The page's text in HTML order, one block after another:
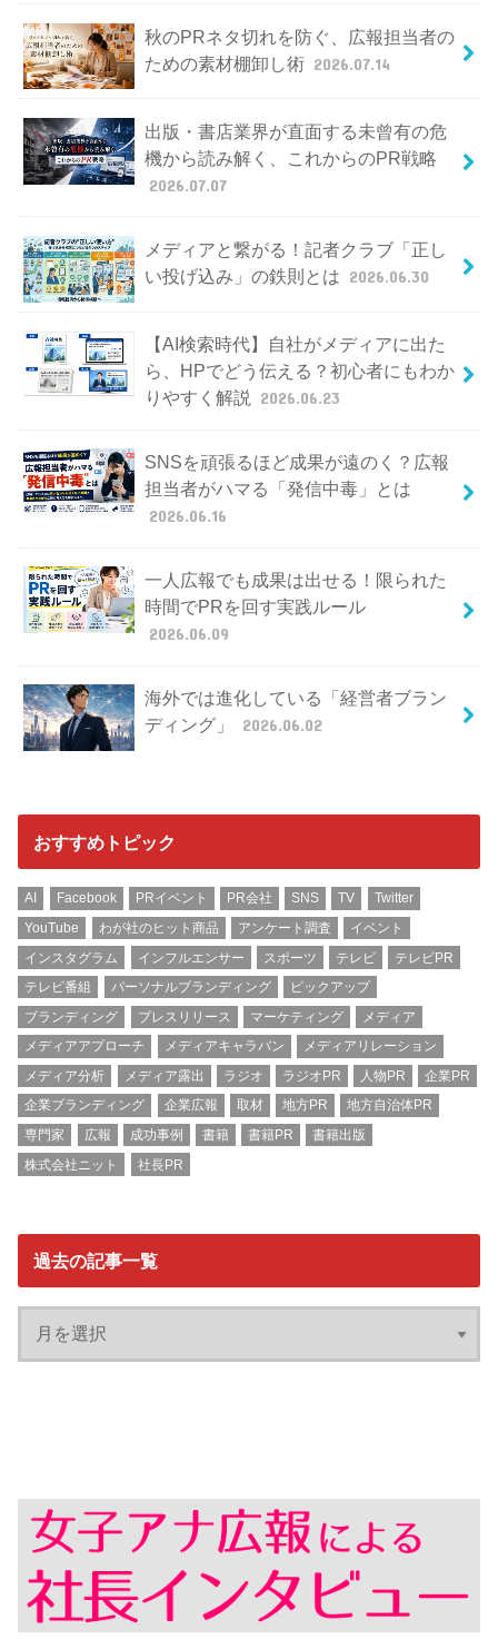
秋のPRネタ切れを防ぐ、広報担当者の
ための素材棚卸し術 2026.07.14
出版・書店業界が直面する未曾有の危
機から読み解く、これからのPR戦略
2026.07.07
メディアと繋がる！記者クラブ「正し
い投げ込み」の鉄則とは 2026.06.30
【AI検索時代】自社がメディアに出た
ら、HPでどう伝える？初心者にもわか
りやすく解説
2026.06.23
SNSを頑張るほど成果が遠のく？広報
担当者がハマる「発信中毒」とは
2026.06.16
一人広報でも成果は出せる！限られた
時間でPRを回す実践ルール
2026.06.09
海外では進化している「経営者ブラン
ディング」
2026.06.02
おすすめトピック
AI Facebook PRイベント PR会社 SNS TV
Twitter
YouTube
わが社のヒット商品 アンケート調査
イベント
インスタグラム
インフルエンサー スポーツ テレビ
テレビPR
テレビ番組
パーソナルブランディング
ピックアップ
ブランディング
プレスリリース マーケティング
メディア
メディアアプローチ
メディアキャラバン
メディアリレーション
メディア分析
メディア露出 ラジオ ラジオPR 人物PR
企業PR
企業ブランディング
企業広報 取材 地方PR
地方自治体PR
専門家
広報 成功事例 書籍 書籍PR
書籍出版
株式会社ニット
社長PR
過去の記事一覧